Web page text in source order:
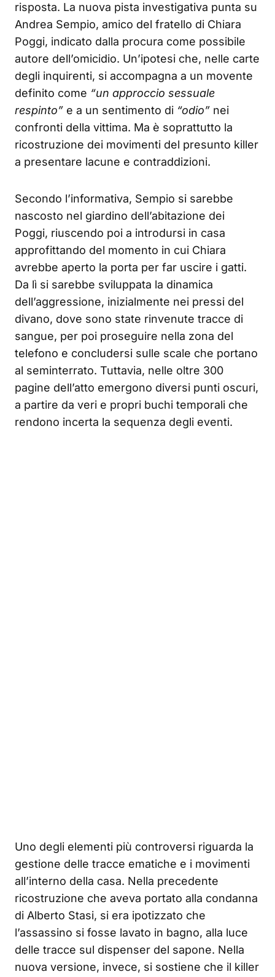
risposta. La nuova pista investigativa punta su
Andrea Sempio, amico del fratello di Chiara
Poggi, indicato dalla procura come possibile
autore dell’omicidio. Un’ipotesi che, nelle carte
degli inquirenti, si accompagna a un movente
definito come “un approccio sessuale
respinto” e a un sentimento di “odio” nei
confronti della vittima. Ma è soprattutto la
ricostruzione dei movimenti del presunto killer
a presentare lacune e contraddizioni.
Secondo l’informativa, Sempio si sarebbe
nascosto nel giardino dell’abitazione dei
Poggi, riuscendo poi a introdursi in casa
approfittando del momento in cui Chiara
avrebbe aperto la porta per far uscire i gatti.
Da lì si sarebbe sviluppata la dinamica
dell’aggressione, inizialmente nei pressi del
divano, dove sono state rinvenute tracce di
sangue, per poi proseguire nella zona del
telefono e concludersi sulle scale che portano
al seminterrato. Tuttavia, nelle oltre 300
pagine dell’atto emergono diversi punti oscuri,
a partire da veri e propri buchi temporali che
rendono incerta la sequenza degli eventi.
Uno degli elementi più controversi riguarda la
gestione delle tracce ematiche e i movimenti
all’interno della casa. Nella precedente
ricostruzione che aveva portato alla condanna
di Alberto Stasi, si era ipotizzato che
l’assassino si fosse lavato in bagno, alla luce
delle tracce sul dispenser del sapone. Nella
nuova versione, invece, si sostiene che il killer